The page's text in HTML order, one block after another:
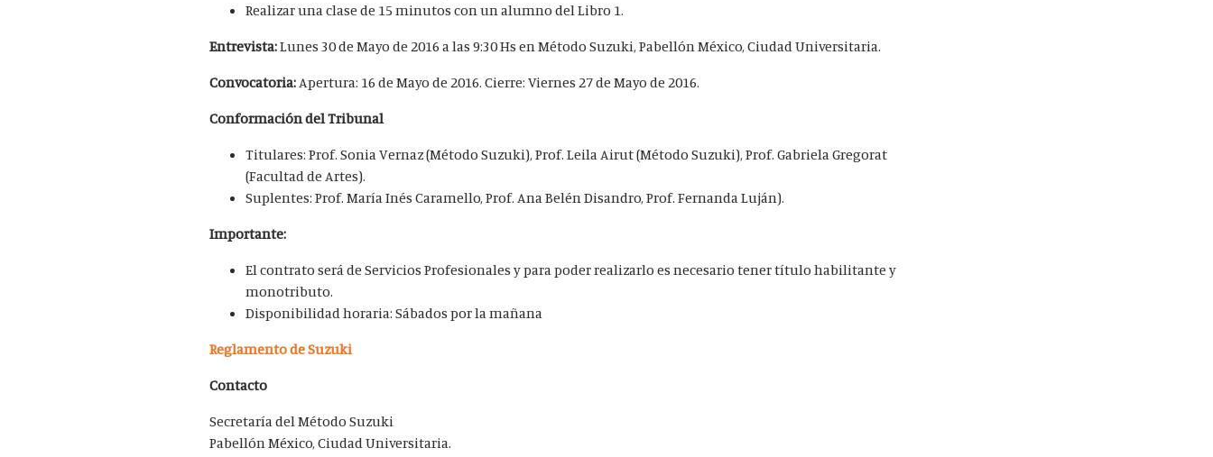
Realizar una clase de 15 minutos con un alumno del Libro 1.
Entrevista:Lunes 30 de Mayo de 2016 a las 9:30 Hs en Método Suzuki, Pabellón México, Ciudad Universitaria.
Convocatoria:Apertura: 16 de Mayo de 2016. Cierre: Viernes 27 de Mayo de 2016.
Conformación del Tribunal
Titulares: Prof. Sonia Vernaz (Método Suzuki), Prof. Leila Airut (Método Suzuki), Prof. Gabriela Gregorat
(Facultad de Artes).
Suplentes: Prof. María Inés Caramello, Prof. Ana Belén Disandro, Prof. Fernanda Luján).
Importante:
El contrato será de Servicios Profesionales y para poder realizarlo es necesario tener título habilitante y
monotributo.
Disponibilidad horaria: Sábados por la mañana
Reglamento de Suzuki
Contacto
Secretaría del Método Suzuki
Pabellón México, Ciudad Universitaria.